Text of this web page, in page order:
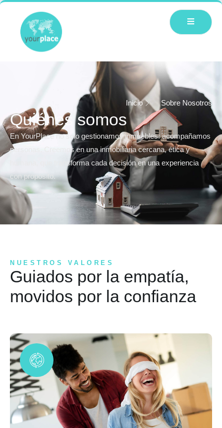
Inicio Sobre Nosotros
Quiénes somos
En YourPlace no solo gestionamos inmuebles: acompañamos
personas. Creemos en una inmobiliaria cercana, ética y
humana, que transforma cada decisión en una experiencia
con propósito.
NUESTROS VALORES
Guiados por la empatía,
movidos por la confianza